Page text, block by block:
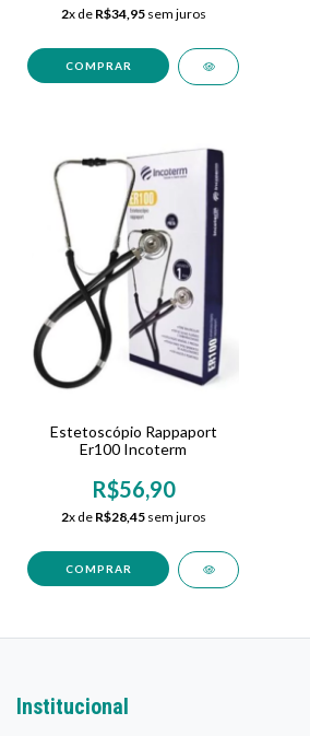
2x de R$34,95sem juros
COMPRAR
Estetoscópio Rappaport
Er100 Incoterm
R$56,90
2x de R$28,45sem juros
COMPRAR
Institucional